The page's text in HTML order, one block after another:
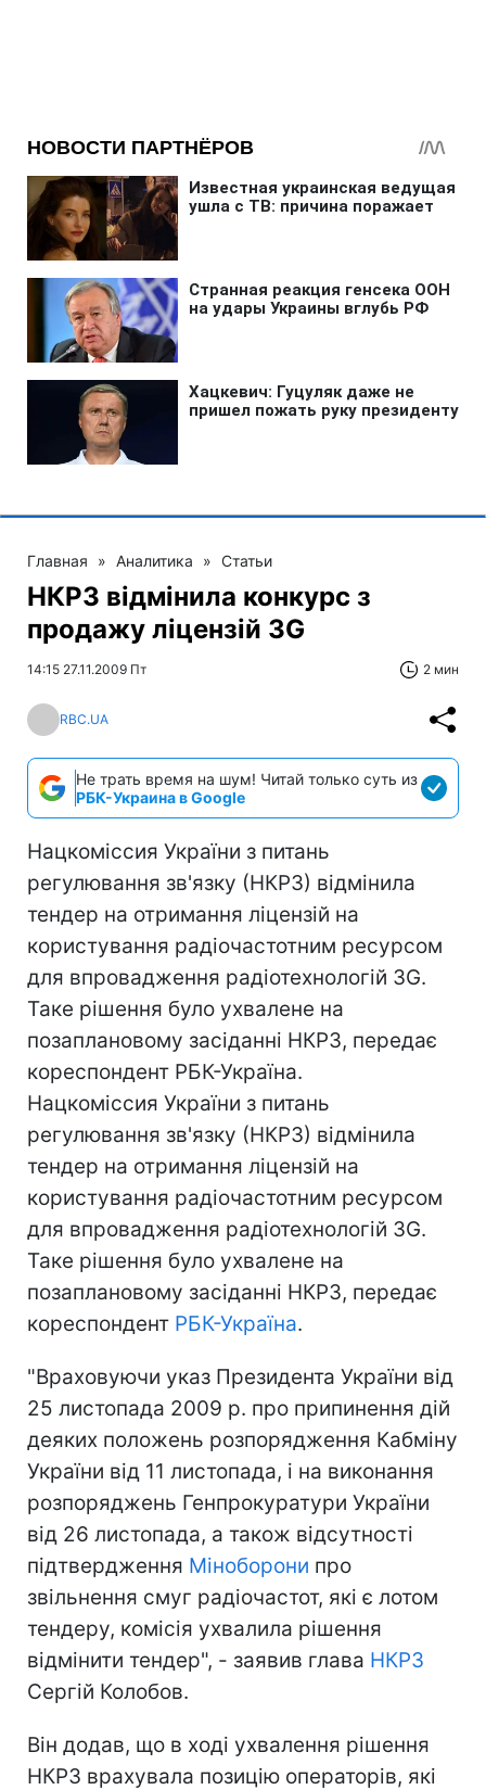
Главная » Аналитика » Статьи
НКРЗ відмінила конкурс з
продажу ліцензій 3G
14:15 27.11.2009 Пт 2 мин
RBC.UA
Не трать время на шум! Читай только суть из
РБК-Украина в Google
Нацкоміссия України з питань
регулювання зв'язку (НКРЗ) відмінила
тендер на отримання ліцензій на
користування радіочастотним ресурсом
для впровадження радіотехнологій 3G.
Таке рішення було ухвалене на
позаплановому засіданні НКРЗ, передає
кореспондент РБК-Україна.
Нацкоміссия України з питань
регулювання зв'язку (НКРЗ) відмінила
тендер на отримання ліцензій на
користування радіочастотним ресурсом
для впровадження радіотехнологій 3G.
Таке рішення було ухвалене на
позаплановому засіданні НКРЗ, передає
кореспондент РБК-Україна.
"Враховуючи указ Президента України від
25 листопада 2009 р. про припинення дій
деяких положень розпорядження Кабміну
України від 11 листопада, і на виконання
розпоряджень Генпрокуратури України
від 26 листопада, а також відсутності
підтвердження Міноборони про
звільнення смуг радіочастот, які є лотом
тендеру, комісія ухвалила рішення
відмінити тендер", - заявив глава НКРЗ
Сергій Колобов.
Він додав, що в ході ухвалення рішення
НКРЗ врахувала позицію операторів, які